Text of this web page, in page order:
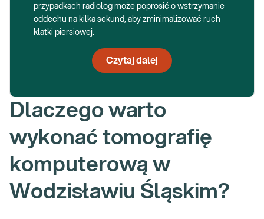
przypadkach radiolog może poprosić o wstrzymanie
oddechu na kilka sekund, aby zminimalizować ruch
klatki piersiowej.
Czytaj dalej
Dlaczego warto
wykonać tomografię
komputerową w
Wodzisławiu Śląskim?